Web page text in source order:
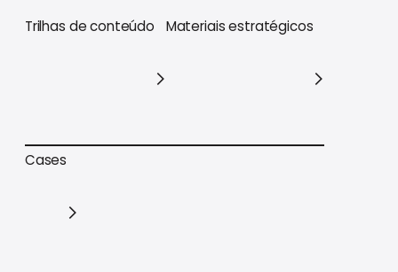
Trilhas de conteúdo
Trilhas de conteúdo
Materiais estratégicos
Cases